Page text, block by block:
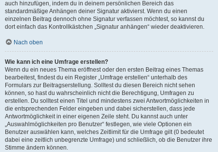
auch hinzufügen, indem du in deinem persönlichen Bereich das
standardmäßige Anhängen deiner Signatur aktivierst. Wenn du einen
einzelnen Beitrag dennoch ohne Signatur verfassen möchtest, so kannst du
dort einfach das Kontrollkästchen „Signatur anhängen“ wieder deaktivieren.
Nach oben
Wie kann ich eine Umfrage erstellen?
Wenn du ein neues Thema eröffnest oder den ersten Beitrag eines Themas
bearbeitest, findest du ein Register „Umfrage erstellen“ unterhalb des
Formulars zur Beitragserstellung. Solltest du diesen Bereich nicht sehen
können, so hast du wahrscheinlich nicht die Berechtigung, Umfragen zu
erstellen. Du solltest einen Titel und mindestens zwei Antwortmöglichkeiten in
die entsprechenden Felder eingeben und dabei sicherstellen, dass jede
Antwortmöglichkeit in einer eigenen Zeile steht. Du kannst auch unter
„Auswahlmöglichkeiten pro Benutzer“ festlegen, wie viele Optionen ein
Benutzer auswählen kann, welches Zeitlimit für die Umfrage gilt (0 bedeutet
dabei eine zeitlich unbegrenzte Umfrage) und schließlich, ob die Benutzer ihre
Stimme ändern können.